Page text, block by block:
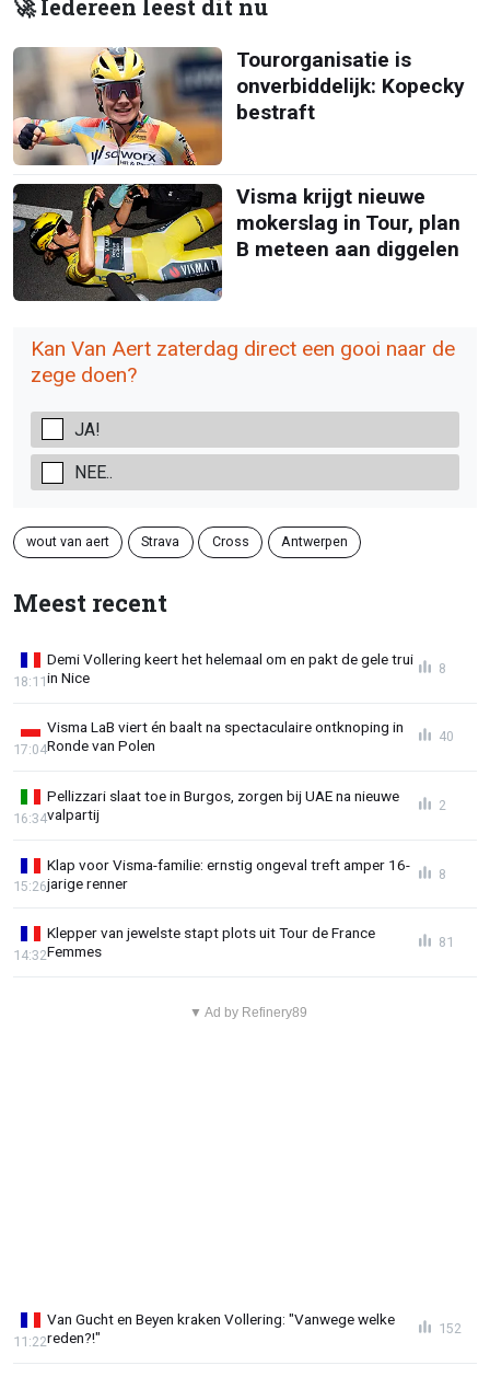
🚀 Iedereen leest dit nu
Tourorganisatie is
onverbiddelijk: Kopecky
bestraft
Visma krijgt nieuwe
mokerslag in Tour, plan
B meteen aan diggelen
Kan Van Aert zaterdag direct een gooi naar de
zege doen?
JA!
NEE..
wout van aert Strava Cross Antwerpen
Meest recent
Demi Vollering keert het helemaal om en pakt de gele trui
in Nice
18:11
8
Visma LaB viert én baalt na spectaculaire ontknoping in
Ronde van Polen
17:04
40
Pellizzari slaat toe in Burgos, zorgen bij UAE na nieuwe
valpartij
16:34
2
Klap voor Visma-familie: ernstig ongeval treft amper 16-
jarige renner
15:26
8
Klepper van jewelste stapt plots uit Tour de France
Femmes
14:32
81
▼ Ad by Refinery89
Van Gucht en Beyen kraken Vollering: "Vanwege welke
reden?!"
11:22
152